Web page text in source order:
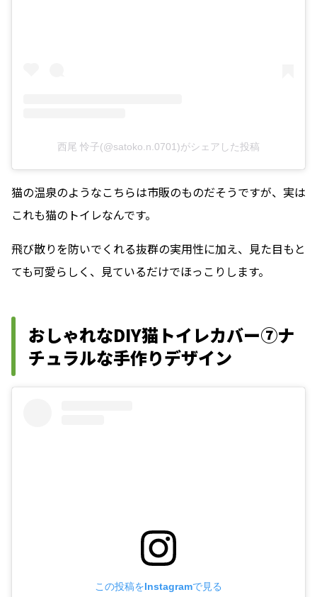
西尾 怜子(@satoko.n.0701)がシェアした投稿
猫の温泉のようなこちらは市販のものだそうですが、実は
これも猫のトイレなんです。
飛び散りを防いでくれる抜群の実用性に加え、見た目もと
ても可愛らしく、見ているだけでほっこりします。
おしゃれなDIY猫トイレカバー⑦ナ
チュラルな手作りデザイン
この投稿をInstagramで見る